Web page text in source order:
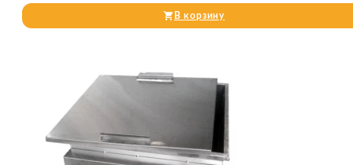
В корзину